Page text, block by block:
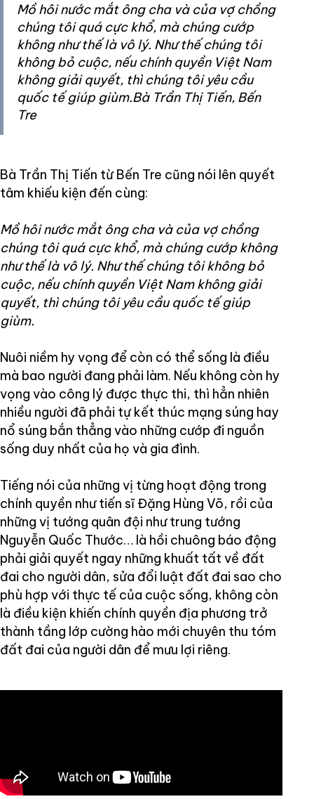
Mồ hôi nước mắt ông cha và của vợ chồng
chúng tôi quá cực khổ, mà chúng cướp
không như thế là vô lý. Như thế chúng tôi
không bỏ cuộc, nếu chính quyền Việt Nam
không giải quyết, thì chúng tôi yêu cầu
quốc tế giúp giùm.Bà Trần Thị Tiến, Bến
Tre
Bà Trần Thị Tiến từ Bến Tre cũng nói lên quyết
tâm khiếu kiện đến cùng:
Mồ hôi nước mắt ông cha và của vợ chồng
chúng tôi quá cực khổ, mà chúng cướp không
như thế là vô lý. Như thế chúng tôi không bỏ
cuộc, nếu chính quyền Việt Nam không giải
quyết, thì chúng tôi yêu cầu quốc tế giúp
giùm.
Nuôi niềm hy vọng để còn có thể sống là điều
mà bao người đang phải làm. Nếu không còn hy
vọng vào công lý được thực thi, thì hẳn nhiên
nhiều người đã phải tự kết thúc mạng súng hay
nổ súng bắn thẳng vào những cướp đi nguồn
sống duy nhất của họ và gia đình.
Tiếng nói của những vị từng hoạt động trong
chính quyền như tiến sĩ Đặng Hùng Võ, rồi của
những vị tướng quân đội như trung tướng
Nguyễn Quốc Thước… là hồi chuông báo động
phải giải quyết ngay những khuất tất về đất
đai cho người dân, sửa đổi luật đất đai sao cho
phù hợp với thực tế của cuộc sống, không còn
là điều kiện khiến chính quyền địa phương trở
thành tầng lớp cường hào mới chuyên thu tóm
đất đai của người dân để mưu lợi riêng.